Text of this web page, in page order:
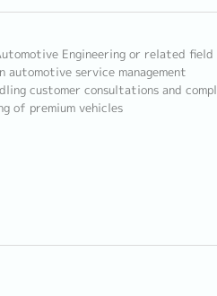
Engineering or related field
automotive service management
customer consultations and
of premium vehicles